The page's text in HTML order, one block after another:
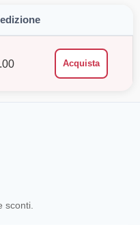
Acquista
sconti.